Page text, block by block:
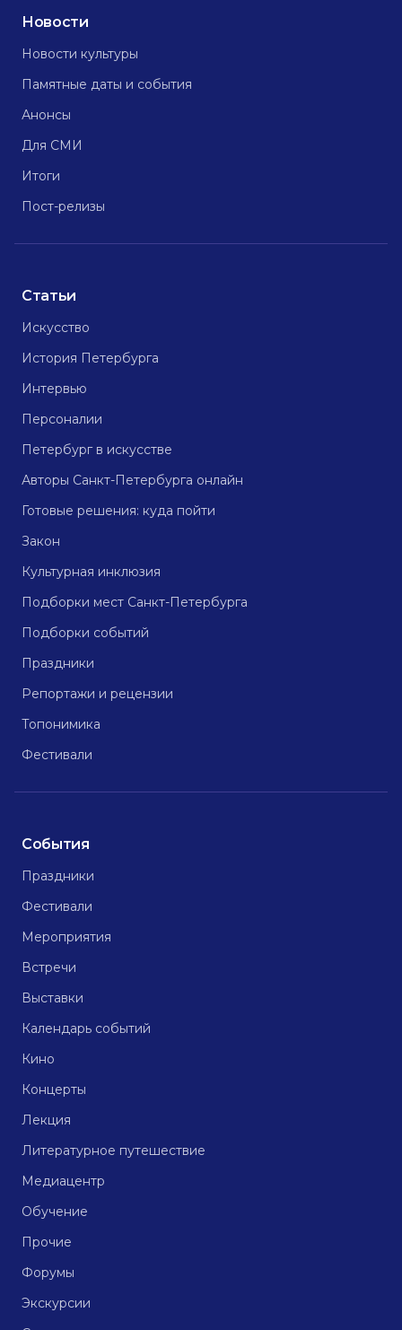
Новости
Новости культуры
Памятные даты и события
Анонсы
Для СМИ
Итоги
Пост-релизы
Статьи
Искусство
История Петербурга
Интервью
Персоналии
Петербург в искусстве
Авторы Санкт-Петербурга онлайн
Готовые решения: куда пойти
Закон
Культурная инклюзия
Подборки мест Санкт-Петербурга
Подборки событий
Праздники
Репортажи и рецензии
Топонимика
Фестивали
События
Праздники
Фестивали
Мероприятия
Встречи
Выставки
Календарь событий
Кино
Концерты
Лекция
Литературное путешествие
Медиацентр
Обучение
Прочие
Форумы
Экскурсии